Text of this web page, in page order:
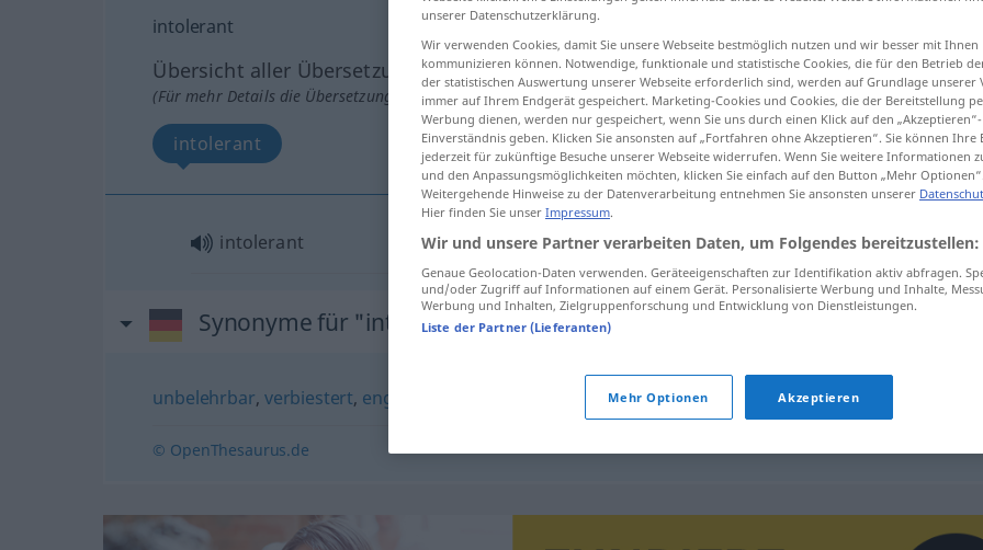
intolerant
Übersicht aller Übersetzungen
(Für mehr Details die Übersetzung anklicken/antippen)
intolerant
intolerant intolerant
Synonyme für "intolerant"
unbelehrbar, verbiestert, engstirnig verbohrt,borniert, unverbesserlich
© OpenThesaurus.de
unserer Datenschutzerklärung.
Wir verwenden Cookies, damit Sie unsere Webseite bestmöglich nutzen und wir besser mit Ihnen
kommunizieren können. Notwendige, funktionale und statistische Cookies, die für den Betrieb
der statistischen Auswertung unserer Webseite erforderlich sind, werden auf Grundlage unserer
immer auf Ihrem Endgerät gespeichert. Marketing-Cookies und Cookies, die der Bereitstellung
Werbung dienen, werden nur gespeichert, wenn Sie uns durch einen Klick auf den
Einverständnis geben. Klicken Sie ansonsten auf „Fortfahren ohne Akzeptieren“. Sie können
jederzeit für zukünftige Besuche unserer Webseite widerrufen. Wenn Sie weitere Informationen
und den Anpassungsmöglichkeiten möchten, klicken Sie einfach auf den Button „Mehr
Weitergehende Hinweise zu der Datenverarbeitung entnehmen Sie ansonsten unserer
Hier finden Sie unser Impressum.
Wir und unsere Partner verarbeiten Daten, um Folgendes bereitzustellen:
Genaue Geolocation-Daten verwenden. Geräteeigenschaften zur Identifikation aktiv abfragen.
und/oder Zugriff auf Informationen auf einem Gerät. Personalisierte Werbung und Inhalte,
Werbung und Inhalten, Zielgruppenforschung und Entwicklung von Dienstleistungen.
Liste der Partner (Lieferanten)
Mehr Optionen Akzeptieren